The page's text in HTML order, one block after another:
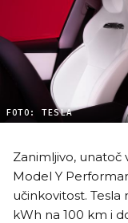
FOTO: TESLA
Zanimljivo, unatoč
Model Y
učinkovitost. Tesla
kWh na 100 km i